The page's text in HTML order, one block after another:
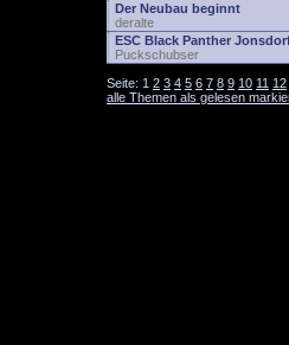
Der Neubau beginnt
deralte
ESC Black Panther
Puckschubser
Seite: 1 2 3 4 5 6 7 8 9 10 11 12
alle Themen als gelesen